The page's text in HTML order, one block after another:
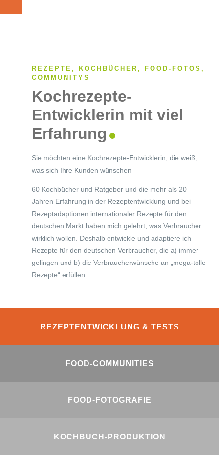
REZEPTE, KOCHBÜCHER, FOOD-FOTOS,
COMMUNITYS
Kochrezepte-
Entwicklerin mit viel
Erfahrung
Sie möchten eine Kochrezepte-Entwicklerin, die weiß,
was sich Ihre Kunden wünschen
60 Kochbücher und Ratgeber und die mehr als 20
Jahren Erfahrung in der Rezeptentwicklung und bei
Rezeptadaptionen internationaler Rezepte für den
deutschen Markt haben mich gelehrt, was Verbraucher
wirklich wollen. Deshalb entwickle und adaptiere ich
Rezepte für den deutschen Verbraucher, die a) immer
gelingen und b) die Verbraucherwünsche an „mega-tolle
Rezepte“ erfüllen.
REZEPTENTWICKLUNG & TESTS
FOOD-COMMUNITIES
FOOD-FOTOGRAFIE
KOCHBUCH-PRODUKTION